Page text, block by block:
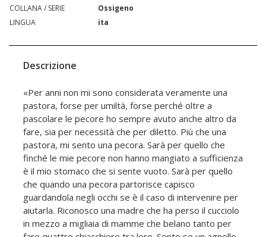
COLLANA / SERIE
Ossigeno
LINGUA
ita
Descrizione
«Per anni non mi sono considerata veramente una
pastora, forse per umiltà, forse perché oltre a
pascolare le pecore ho sempre avuto anche altro da
fare, sia per necessità che per diletto. Più che una
pastora, mi sento una pecora. Sarà per quello che
finché le mie pecore non hanno mangiato a sufficienza
è il mio stomaco che si sente vuoto. Sarà per quello
che quando una pecora partorisce capisco
guardandola negli occhi se è il caso di intervenire per
aiutarla. Riconosco una madre che ha perso il cucciolo
in mezzo a migliaia di mamme che belano tanto per